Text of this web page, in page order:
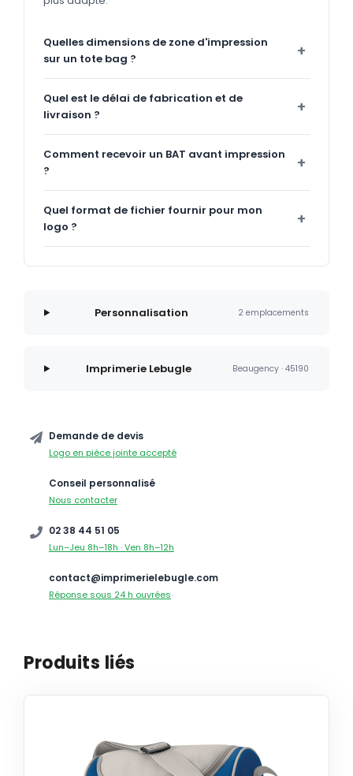
Quelles dimensions de zone d'impression
sur un tote bag ?
Quel est le délai de fabrication et de
livraison ?
Comment recevoir un BAT avant impression
?
Quel format de fichier fournir pour mon
logo ?
Personnalisation 2 emplacements
Imprimerie Lebugle Beaugency · 45190
Demande de devis
Logo en pièce jointe accepté
Conseil personnalisé
Nous contacter
02 38 44 51 05
Lun–Jeu 8h–18h · Ven 8h–12h
contact@imprimerielebugle.com
Réponse sous 24 h ouvrées
Produits liés